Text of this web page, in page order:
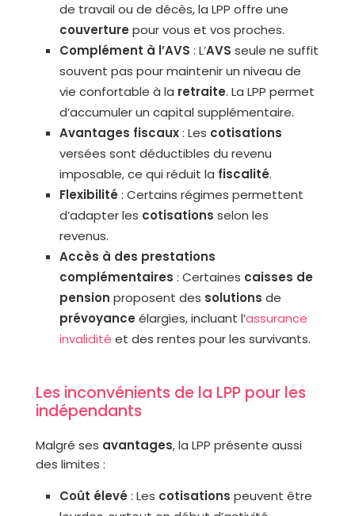
de travail ou de décès, la LPP offre une
couverture pour vous et vos proches.
Complément à l’AVS : L’AVS seule ne suffit
souvent pas pour maintenir un niveau de
vie confortable à la retraite. La LPP permet
d’accumuler un capital supplémentaire.
Avantages fiscaux: Les cotisations
versées sont déductibles du revenu
imposable, ce qui réduit la fiscalité.
Flexibilité : Certains régimes permettent
d’adapter les cotisations selon les
revenus.
Accès à des prestations
complémentaires : Certaines caisses de
pension proposent des solutions de
prévoyance élargies, incluant l’assurance
invalidité et des rentes pour les survivants.
Les inconvénients de la LPP pour les
indépendants
Malgré ses avantages, la LPP présente aussi
des limites :
Coût élevé : Les cotisations peuvent être